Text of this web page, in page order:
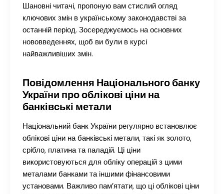
Шановні читачі, пропоную вам стислий огляд
ключових змін в українському законодавстві за
останній період. Зосереджуємось на основних
нововведеннях, щоб ви були в курсі
найважливіших змін.
Повідомлення Національного банку
України про облікові ціни на
банківські метали
Національний банк України регулярно встановлює
облікові ціни на банківські метали, такі як золото,
срібло, платина та паладій. Ці ціни
використовуються для обліку операцій з цими
металами банками та іншими фінансовими
установами. Важливо пам’ятати, що ці облікові ціни